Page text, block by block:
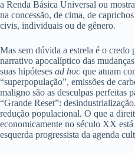
a Renda Básica Universal ou
na concessão, de cima, de
civis, individuais ou de gênero.
Mas sem dúvida a estrela é o credo
narrativo apocalíptico das
suas hipóteses ad hoc que atuam
“superpopulação”, emissões de
maligno são as desculpas perfeitas
“Grande Reset”:
redução populacional. O que a
economicamente no século XX
esquerda progressista da agenda